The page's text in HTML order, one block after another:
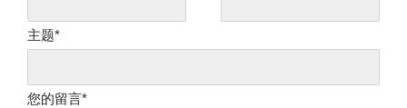
主题*
您的留言*